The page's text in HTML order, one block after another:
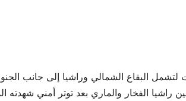
لتشمل البقاع الشمالي وراشيا إلى جانب
الفخار والماري بعد توتر أمني شهدته